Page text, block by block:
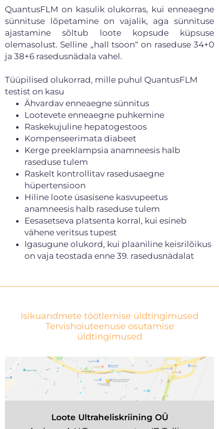
QuantusFLM on kasulik olukorras, kui enneaegne
sünnituse lõpetamine on vajalik, aga sünnituse
ajastamine sõltub loote kopsude küpsuse
olemasolust. Selline „hall tsoon“ on raseduse 34+0
ja 38+6 rasedusnädala vahel.
Tüüpilised olukorrad, mille puhul QuantusFLM
testist on kasu
Ähvardav enneaegne sünnitus
Lootevete enneaegne puhkemine
Raskekujuline hepatogestoos
Kompenseerimata diabeet
Kerge preeklampsia anamneesis halb
raseduse tulem
Raskelt kontrollitav rasedusaegne
hüpertensioon
Hiline loote üsasisene kasvupeetus
anamneesis halb raseduse tulem
Eesasetseva platsenta korral, kui esineb
vähene veritsus tupest
Igasugune olukord, kui plaaniline keisrilõikus
on vaja teostada enne 39. rasedusnädalat
Isikuandmete töötlemise üldtingimused
Tervishoiuteenuse osutamise
üldtingimused
Loote Ultraheliskriining OÜ